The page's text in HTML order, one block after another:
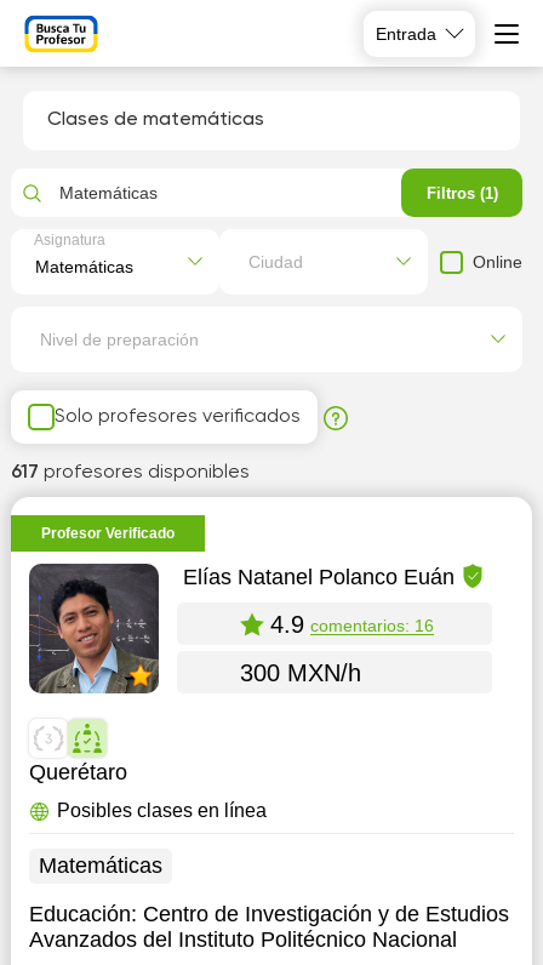
Entrada
Clases de matemáticas
Solo profesores verificados
617 profesores disponibles
Profesor Verificado
Elías Natanel Polanco Euán
4.9 comentarios: 16
300 MXN/h
Querétaro
Posibles clases en línea
Matemáticas
Educación: Centro de Investigación y de Estudios
Avanzados del Instituto Politécnico Nacional
Matemáticas Filtros (1)
Asignatura
Ciudad Online
Nivel de preparación